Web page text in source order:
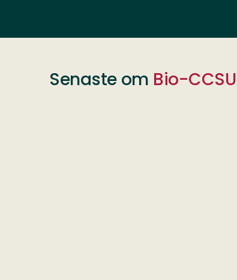
Senaste om Bio-CCSU